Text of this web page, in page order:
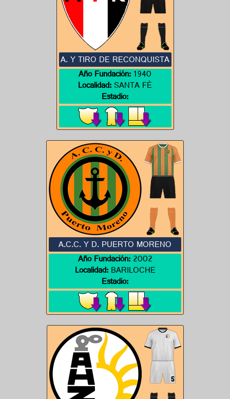
A. Y TIRO DE RECONQUISTA
Año Fundación:1940
Localidad:SANTA FÉ
Estadio:
A.C.C. Y D. PUERTO MORENO
Año Fundación:2002
Localidad:BARILOCHE
Estadio: